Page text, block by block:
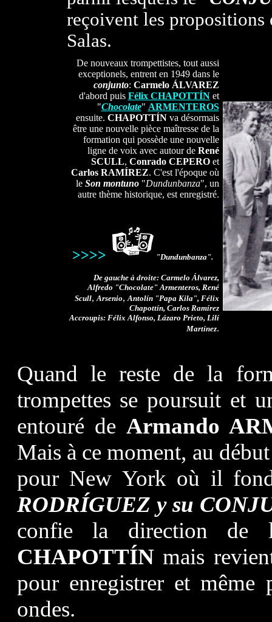
reçoivent les propositions
Salas.
De nouveaux trompettistes, tout aussi
exceptionels, entrent en 1949 dans le
conjunto: Carmelo ÁLVAREZ
d'abord puis Félix CHAPOTTÍNet
"Chocolate" ARMENTEROS
ensuite. CHAPOTTÍN va désormais
être une nouvelle pièce maîtresse de la
formation qui possède une nouvelle
ligne de voix avec autour de René
SCULL, Conrado CEPEROet
Carlos RAMÍREZ. C'est l'époque où
le Son montuno"Dundunbanza", un
autre thème historique, est enregistré.
>>>> "Dundunbanza".
De gauche à droite: Carmelo Álvarez,
Alfredo "Chocolate" Armenteros, René
Scull, Arsenio, Antolín "Papa Kila", Félix
Chapottín, Carlos Ramírez
Accroupis: Félix Alfonso, Lázaro Prieto, Lilí
Martínez.
Quand le reste de la
trompettes se poursuit et
entouré de Armando
Mais à ce moment, au
pour New York où il
RODRÍGUEZ y su
confie la direction
CHAPOTTÍNmais
pour enregistrer et
ondes.